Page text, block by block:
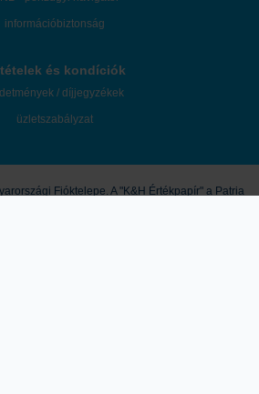
információbiztonság
és kondíciók
/ díjjegyzékek
üzletszabályzat
Fióktelepe. A "K&H Értékpapír" a Patria